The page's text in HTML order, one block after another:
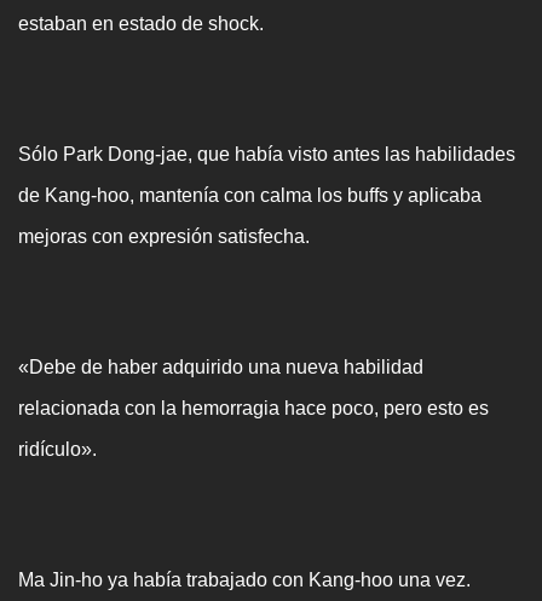
estaban en estado de shock.
Sólo Park Dong-jae, que había visto antes las habilidades
de Kang-hoo, mantenía con calma los buffs y aplicaba
mejoras con expresión satisfecha.
«Debe de haber adquirido una nueva habilidad
relacionada con la hemorragia hace poco, pero esto es
ridículo».
Ma Jin-ho ya había trabajado con Kang-hoo una vez.